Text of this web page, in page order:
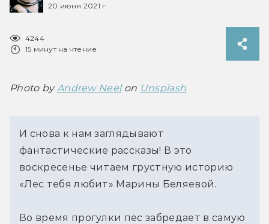
20 июня 2021 г.
4244
15 минут на чтение
Photo by Andrew Neel on Unsplash
И снова к нам заглядывают
фантастические рассказы! В это
воскресенье читаем грустную историю
«Лес тебя любит» Марины Беляевой.
Во время прогулки пёс забредает в самую